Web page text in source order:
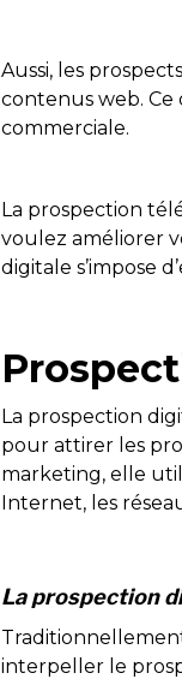
Aussi, les
contenus web.
commerciale.
La prospection
voulez améliorer
digitale s’impose
La prospection
pour attirer les
marketing, elle
Internet, les
La prospection
interpeller le